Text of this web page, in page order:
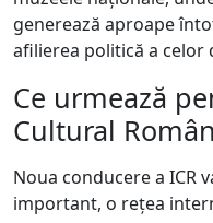
generează aproape
afilierea politică a celor
Ce urmează
Cultural Român
Noua conducere a ICR
important, o rețea